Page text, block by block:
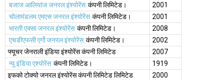
बजाज आलियांज जनरल इंश्योरेंस कंपनी लिमिटेड।
2001
चोलामंडलम एमएस जनरल इंश्योरेंस कंपनी लिमिटेड।
2001
भारती एक्सा जनरल इंश्योरेंस कंपनी लिमिटेड।
2008
एचडीएफसी एर्गो जनरल इंश्योरेंस कंपनी लिमिटेड।
2002
फ्यूचर जेनराली इंडिया इंश्योरेंस कंपनी लिमिटेड
2007
न्यू इंडिया एश्योरेंस कंपनी लिमिटेड।
1919
इफको टोक्यो जनरल इंश्योरेंस कंपनी लिमिटेड लिमिटेड
2000